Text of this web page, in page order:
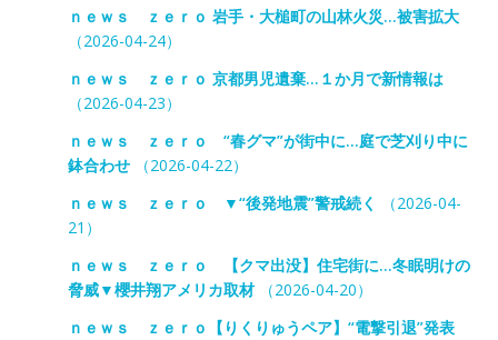
ｎｅｗｓ ｚｅｒｏ 岩手・大槌町の山林火災…被害拡大
（2026-04-24）
ｎｅｗｓ ｚｅｒｏ 京都男児遺棄…１か月で新情報は
（2026-04-23）
ｎｅｗｓ ｚｅｒｏ “春グマ”が街中に…庭で芝刈り中に
鉢合わせ（2026-04-22）
ｎｅｗｓ ｚｅｒｏ ▼“後発地震”警戒続く
（2026-04-
21）
ｎｅｗｓ ｚｅｒｏ 【クマ出没】住宅街に…冬眠明けの
脅威▼櫻井翔アメリカ取材（2026-04-20）
ｎｅｗｓ ｚｅｒｏ【りくりゅうペア】“電撃引退”発表